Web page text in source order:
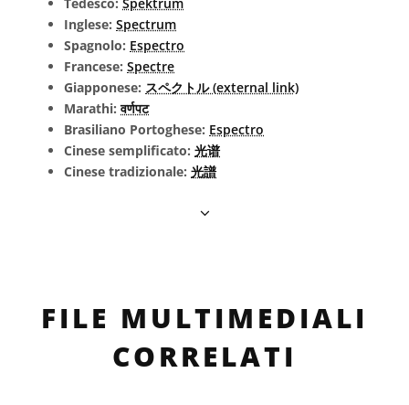
Inglese: Spectrum
Spagnolo: Espectro
Francese: Spectre
Giapponese: スペクトル (external link)
Marathi:वर्णपट
Brasiliano Portoghese: Espectro
Cinese semplificato: 光谱
Cinese tradizionale: 光譜
FILE MULTIMEDIALI
CORRELATI